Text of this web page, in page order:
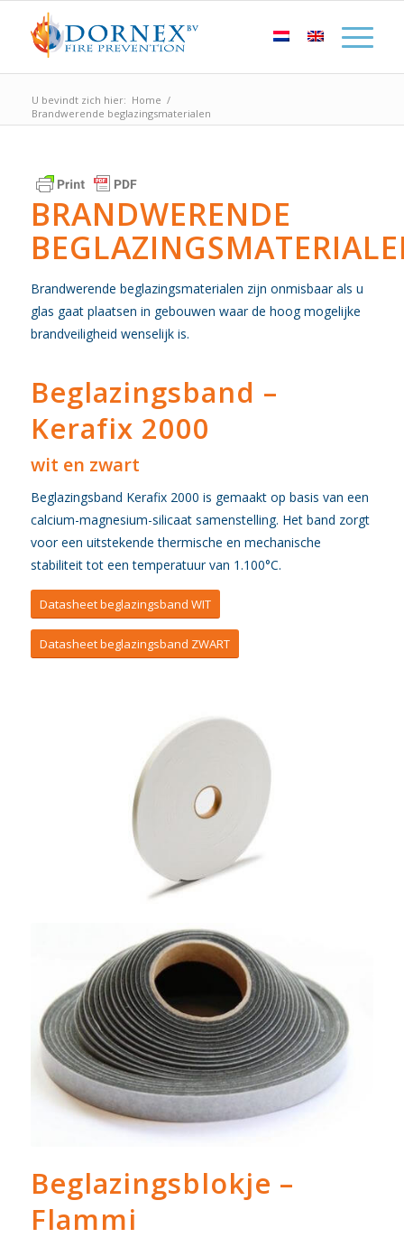
U bevindt zich hier: Home /
Brandwerende beglazingsmaterialen
BRANDWERENDE
Brandwerende beglazingsmaterialen zijn onmisbaar als u
glas gaat plaatsen in gebouwen waar de hoog mogelijke
brandveiligheid wenselijk is.
Beglazingsband –
Kerafix 2000
wit en zwart
Beglazingsband Kerafix 2000 is gemaakt op basis van een
calcium-magnesium-silicaat samenstelling. Het band zorgt
voor een uitstekende thermische en mechanische
stabiliteit tot een temperatuur van 1.100°C.
Datasheet beglazingsband WIT
Datasheet beglazingsband ZWART
Beglazingsblokje –
Flammi